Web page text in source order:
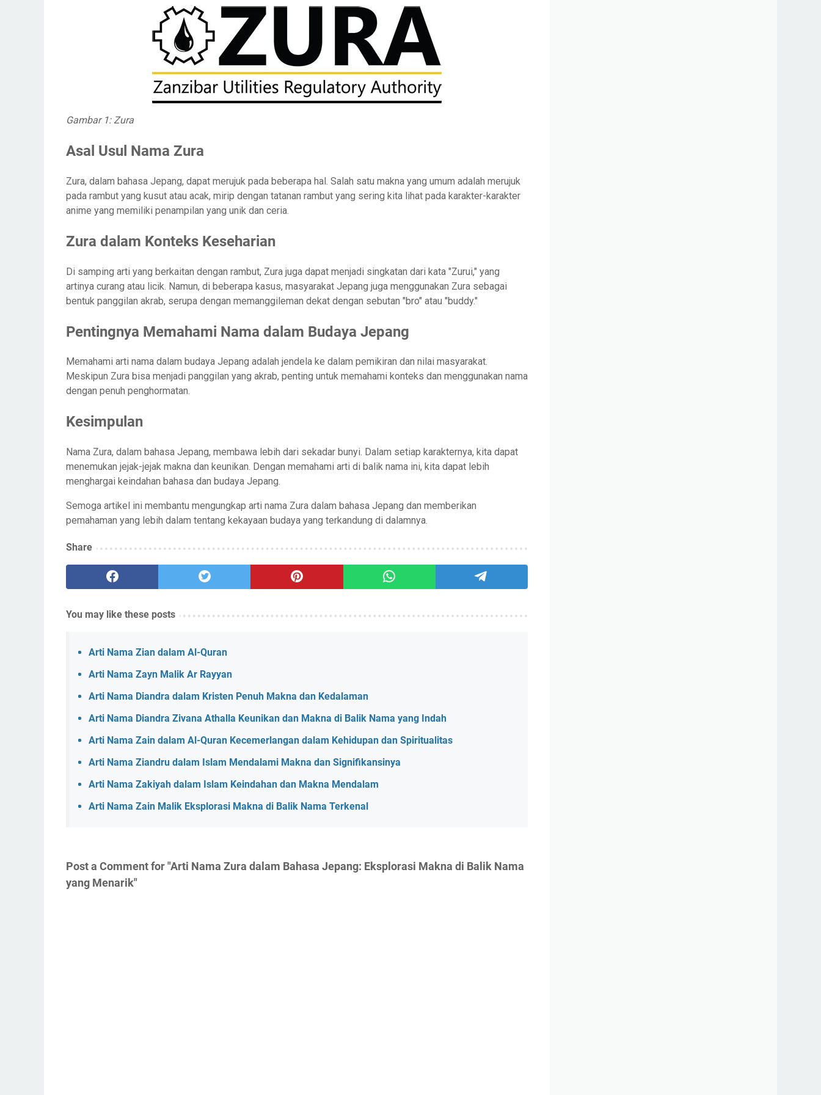
Gambar 1: Zura
Asal Usul Nama Zura
Zura, dalam bahasa Jepang, dapat merujuk pada beberapa hal. Salah satu makna yang umum adalah merujuk
pada rambut yang kusut atau acak, mirip dengan tatanan rambut yang sering kita lihat pada karakter-karakter
anime yang memiliki penampilan yang unik dan ceria.
Zura dalam Konteks Keseharian
Di samping arti yang berkaitan dengan rambut, Zura juga dapat menjadi singkatan dari kata "Zurui," yang
artinya curang atau licik. Namun, di beberapa kasus, masyarakat Jepang juga menggunakan Zura sebagai
bentuk panggilan akrab, serupa dengan memanggileman dekat dengan sebutan "bro" atau "buddy."
Pentingnya Memahami Nama dalam Budaya Jepang
Memahami arti nama dalam budaya Jepang adalah jendela ke dalam pemikiran dan nilai masyarakat.
Meskipun Zura bisa menjadi panggilan yang akrab, penting untuk memahami konteks dan menggunakan nama
dengan penuh penghormatan.
Kesimpulan
Nama Zura, dalam bahasa Jepang, membawa lebih dari sekadar bunyi. Dalam setiap karakternya, kita dapat
menemukan jejak-jejak makna dan keunikan. Dengan memahami arti di balik nama ini, kita dapat lebih
menghargai keindahan bahasa dan budaya Jepang.
Semoga artikel ini membantu mengungkap arti nama Zura dalam bahasa Jepang dan memberikan
pemahaman yang lebih dalam tentang kekayaan budaya yang terkandung di dalamnya.
Share
You may like these posts
Arti Nama Zian dalam Al-Quran
Arti Nama Zayn Malik Ar Rayyan
Arti Nama Diandra dalam Kristen Penuh Makna dan Kedalaman
Arti Nama Diandra Zivana Athalla Keunikan dan Makna di Balik Nama yang Indah
Arti Nama Zain dalam Al-Quran Kecemerlangan dalam Kehidupan dan Spiritualitas
Arti Nama Ziandru dalam Islam Mendalami Makna dan Signifikansinya
Arti Nama Zakiyah dalam Islam Keindahan dan Makna Mendalam
Arti Nama Zain Malik Eksplorasi Makna di Balik Nama Terkenal
Post a Comment for "Arti Nama Zura dalam Bahasa Jepang: Eksplorasi Makna di Balik Nama
yang Menarik"